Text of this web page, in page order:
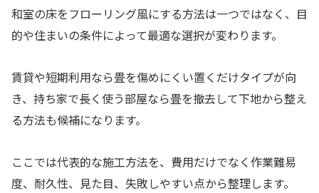
和室の床をフローリング風にする方法は一つではなく、目
的や住まいの条件によって最適な選択が変わります。
賃貸や短期利用なら畳を傷めにくい置くだけタイプが向
き、持ち家で長く使う部屋なら畳を撤去して下地から整え
る方法も候補になります。
ここでは代表的な施工方法を、費用だけでなく作業難易
度、耐久性、見た目、失敗しやすい点から整理します。